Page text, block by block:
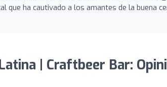
que ha cautivado a los amantes de la buena
| Craftbeer Bar: